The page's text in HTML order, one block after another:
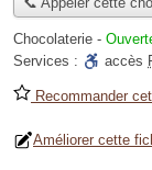
Chocolaterie -
Services :
accès
Recommander
Améliorer cette